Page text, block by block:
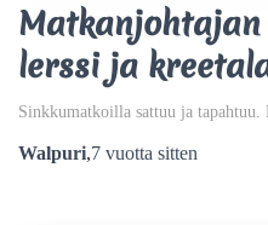
lerssi ja
Sinkkumatkoilla sattuu ja tapahtuu.
Walpuri,7 vuotta sitten